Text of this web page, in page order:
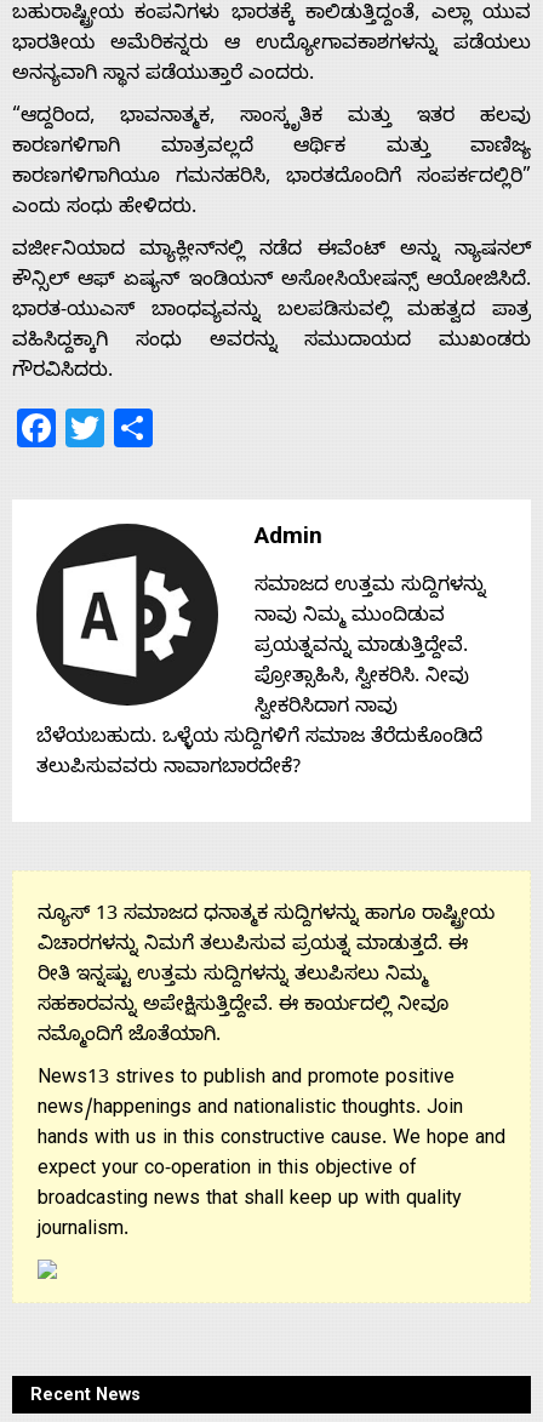
About
Us
Advertise
With
s
Contact
Us
ಬಹುರಾಷ್ಟ್ರೀಯ ಕಂಪನಿಗಳು ಭಾರತಕ್ಕೆ ಕಾಲಿಡುತ್ತಿದ್ದಂತೆ, ಎಲ್ಲಾ ಯುವ
ಭಾರತೀಯ ಅಮೆರಿಕನ್ನರು ಆ ಉದ್ಯೋಗಾವಕಾಶಗಳನ್ನು ಪಡೆಯಲು
ಅನನ್ಯವಾಗಿ ಸ್ಥಾನ ಪಡೆಯುತ್ತಾರೆ ಎಂದರು.
“ಆದ್ದರಿಂದ, ಭಾವನಾತ್ಮಕ, ಸಾಂಸ್ಕೃತಿಕ ಮತ್ತು ಇತರ ಹಲವು
ಕಾರಣಗಳಿಗಾಗಿ ಮಾತ್ರವಲ್ಲದೆ ಆರ್ಥಿಕ ಮತ್ತು ವಾಣಿಜ್ಯ
ಕಾರಣಗಳಿಗಾಗಿಯೂ ಗಮನಹರಿಸಿ, ಭಾರತದೊಂದಿಗೆ ಸಂಪರ್ಕದಲ್ಲಿರಿ”
ಎಂದು ಸಂಧು ಹೇಳಿದರು.
ವರ್ಜೀನಿಯಾದ ಮ್ಯಾಕ್ಲೀನ್‌ನಲ್ಲಿ ನಡೆದ ಈವೆಂಟ್ ಅನ್ನು ನ್ಯಾಷನಲ್
ಕೌನ್ಸಿಲ್ ಆಫ್ ಏಷ್ಯನ್ ಇಂಡಿಯನ್ ಅಸೋಸಿಯೇಷನ್ಸ್ ಆಯೋಜಿಸಿದೆ.
ಭಾರತ-ಯುಎಸ್ ಬಾಂಧವ್ಯವನ್ನು ಬಲಪಡಿಸುವಲ್ಲಿ ಮಹತ್ವದ ಪಾತ್ರ
ವಹಿಸಿದ್ದಕ್ಕಾಗಿ ಸಂಧು ಅವರನ್ನು ಸಮುದಾಯದ ಮುಖಂಡರು
ಗೌರವಿಸಿದರು.
Facebook
Twitter
Admin
ಸಮಾಜದ ಉತ್ತಮ ಸುದ್ದಿಗಳನ್ನು
ನಾವು ನಿಮ್ಮ ಮುಂದಿಡುವ
ಪ್ರಯತ್ನವನ್ನು ಮಾಡುತ್ತಿದ್ದೇವೆ.
ಪ್ರೋತ್ಸಾಹಿಸಿ, ಸ್ವೀಕರಿಸಿ. ನೀವು
ಸ್ವೀಕರಿಸಿದಾಗ ನಾವು
ಬೆಳೆಯಬಹುದು. ಒಳ್ಳೆಯ ಸುದ್ದಿಗಳಿಗೆ ಸಮಾಜ ತೆರೆದುಕೊಂಡಿದೆ
ತಲುಪಿಸುವವರು ನಾವಾಗಬಾರದೇಕೆ?
ನ್ಯೂಸ್ 13 ಸಮಾಜದ ಧನಾತ್ಮಕ ಸುದ್ದಿಗಳನ್ನು ಹಾಗೂ ರಾಷ್ಟ್ರೀಯ
ವಿಚಾರಗಳನ್ನು ನಿಮಗೆ ತಲುಪಿಸುವ ಪ್ರಯತ್ನ ಮಾಡುತ್ತದೆ. ಈ
ರೀತಿ ಇನ್ನಷ್ಟು ಉತ್ತಮ ಸುದ್ದಿಗಳನ್ನು ತಲುಪಿಸಲು ನಿಮ್ಮ
ಸಹಕಾರವನ್ನು ಅಪೇಕ್ಷಿಸುತ್ತಿದ್ದೇವೆ. ಈ ಕಾರ್ಯದಲ್ಲಿ ನೀವೂ
ನಮ್ಮೊಂದಿಗೆ ಜೊತೆಯಾಗಿ.
News13 strives to publish and promote positive
news/happenings and nationalistic thoughts. Join
hands with us in this constructive cause. We hope and
expect your co-operation in this objective of
broadcasting news that shall keep up with quality
journalism.
Recent News